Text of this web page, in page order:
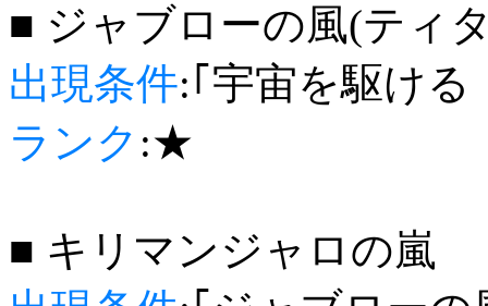
■ ジャブローの風(ティ
出現条件:｢宇宙を駆ける
ランク :★
■ キリマンジャロの嵐